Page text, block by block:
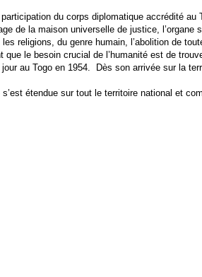
du corps diplomatique accrédité au
de la maison universelle de justice, l’organe
les religions, du genre humain, l’abolition de
que le besoin crucial de l’humanité est de
au Togo en 1954. Dès son arrivée sur la
étendue sur tout le territoire national et